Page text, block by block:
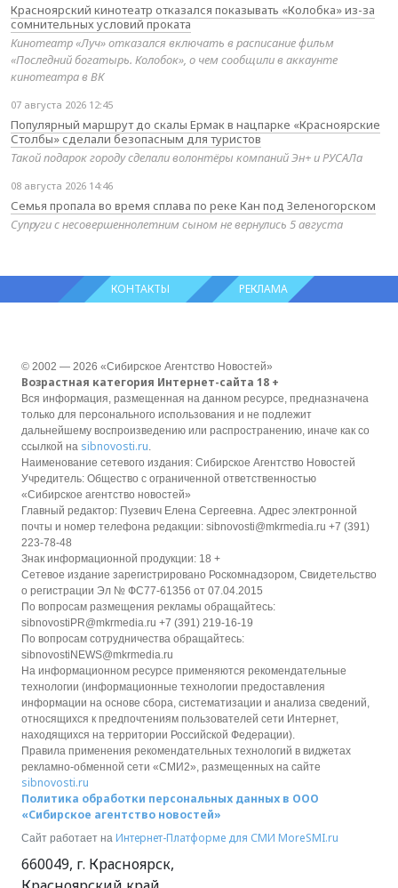
Красноярский кинотеатр отказался показывать «Колобка» из-за
сомнительных условий проката
Кинотеатр «Луч» отказался включать в расписание фильм
«Последний богатырь. Колобок», о чем сообщили в аккаунте
кинотеатра в ВК
07 августа 2026 12:45
Популярный маршрут до скалы Ермак в нацпарке «Красноярские
Столбы» сделали безопасным для туристов
Такой подарок городу сделали волонтёры компаний Эн+ и РУСАЛа
08 августа 2026 14:46
Семья пропала во время сплава по реке Кан под Зеленогорском
Супруги с несовершеннолетним сыном не вернулись 5 августа
КОНТАКТЫ РЕКЛАМА
© 2002 — 2026 «Сибирское Агентство Новостей»
Возрастная категория Интернет-сайта 18 +
Вся информация, размещенная на данном ресурсе, предназначена
только для персонального использования и не подлежит
дальнейшему воспроизведению или распространению, иначе как со
ссылкой на sibnovosti.ru.
Наименование сетевого издания: Сибирское Агентство Новостей
Учредитель: Общество с ограниченной ответственностью
«Сибирское агентство новостей»
Главный редактор: Пузевич Елена Сергеевна. Адрес электронной
почты и номер телефона редакции: sibnovosti@mkrmedia.ru +7 (391)
223-78-48
Знак информационной продукции: 18 +
Сетевое издание зарегистрировано Роскомнадзором, Свидетельство
о регистрации Эл № ФС77-61356 от 07.04.2015
По вопросам размещения рекламы обращайтесь:
sibnovostiPR@mkrmedia.ru +7 (391) 219-16-19
По вопросам сотрудничества обращайтесь:
sibnovostiNEWS@mkrmedia.ru
На информационном ресурсе применяются рекомендательные
технологии (информационные технологии предоставления
информации на основе сбора, систематизации и анализа сведений,
относящихся к предпочтениям пользователей сети Интернет,
находящихся на территории Российской Федерации).
Правила применения рекомендательных технологий в виджетах
рекламно-обменной сети «СМИ2», размещенных на сайте
sibnovosti.ru
Политика обработки персональных данных в ООО
«Сибирское агентство новостей»
Сайт работает на Интернет-Платформе для СМИ MoreSMI.ru
660049, г. Красноярск,